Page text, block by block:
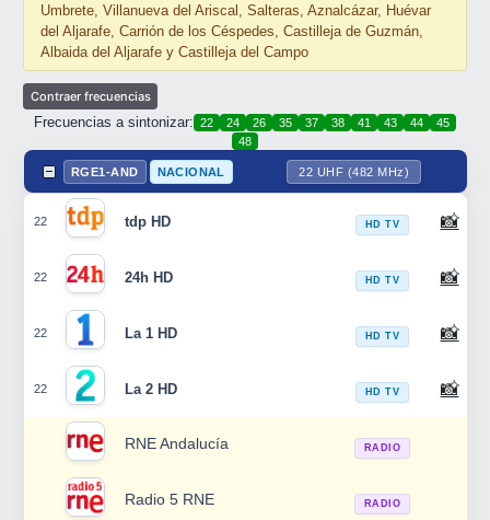
Umbrete, Villanueva del Ariscal, Salteras, Aznalcázar, Huévar
del Aljarafe, Carrión de los Céspedes, Castilleja de Guzmán,
Albaida del Aljarafe y Castilleja del Campo
Frecuencias a sintonizar: 22 24 26 35 37 38 41 43 44
45
48
RGE1-AND NACIONAL 22 UHF (482 MHz)
22 tdp HD HD TV 📸
22 24h HD HD TV 📸
22 La 1 HD HD TV 📸
22 La 2 HD HD TV 📸
RNE Andalucía RADIO
Radio 5 RNE RADIO